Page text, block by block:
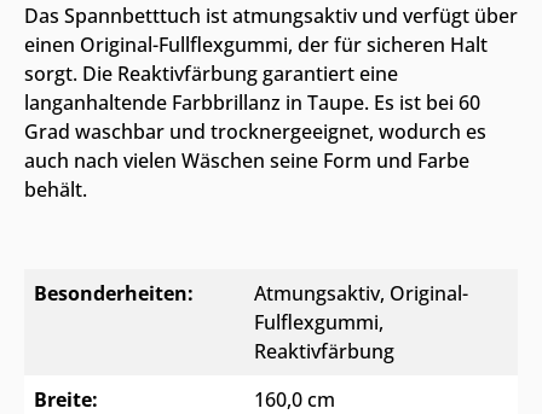
Das Spannbetttuch ist atmungsaktiv und verfügt über
einen Original-Fullflexgummi, der für sicheren Halt
sorgt. Die Reaktivfärbung garantiert eine
langanhaltende Farbbrillanz in Taupe. Es ist bei 60
Grad waschbar und trocknergeeignet, wodurch es
auch nach vielen Wäschen seine Form und Farbe
behält.
Besonderheiten: Atmungsaktiv, Original-
Fulflexgummi,
Reaktivfärbung
Breite:
160,0 cm